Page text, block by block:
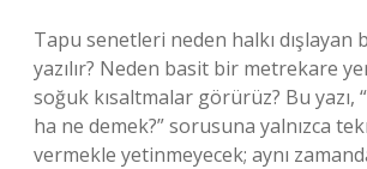
Tapu senetleri neden halkı dışlayan
yazılır? Neden basit bir metrekare
soğuk kısaltmalar görürüz? Bu yazı,
ha ne demek?” sorusuna yalnızca
vermekle yetinmeyecek; aynı